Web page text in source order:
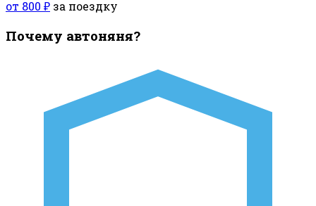
от 800 ₽ за поездку
Почему автоняня?